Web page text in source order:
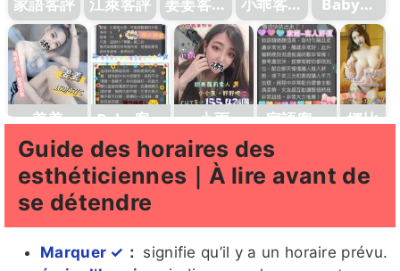
1
1
評
姜姜
Baby客評
1
小雨
家語客評
娜比
評
評1
評
Guide des horaires des
esthéticiennes｜À lire avant de
se détendre
Marquer ✓ ： signifie qu’il y a un horaire prévu.